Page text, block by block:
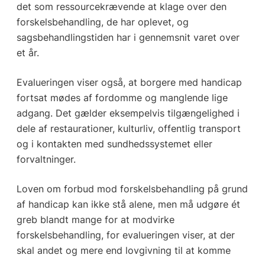
det som ressourcekrævende at klage over den
forskelsbehandling, de har oplevet, og
sagsbehandlingstiden har i gennemsnit varet over
et år.
Evalueringen viser også, at borgere med handicap
fortsat mødes af fordomme og manglende lige
adgang. Det gælder eksempelvis tilgængelighed i
dele af restaurationer, kulturliv, offentlig transport
og i kontakten med sundhedssystemet eller
forvaltninger.
Loven om forbud mod forskelsbehandling på grund
af handicap kan ikke stå alene, men må udgøre ét
greb blandt mange for at modvirke
forskelsbehandling, for evalueringen viser, at der
skal andet og mere end lovgivning til at komme